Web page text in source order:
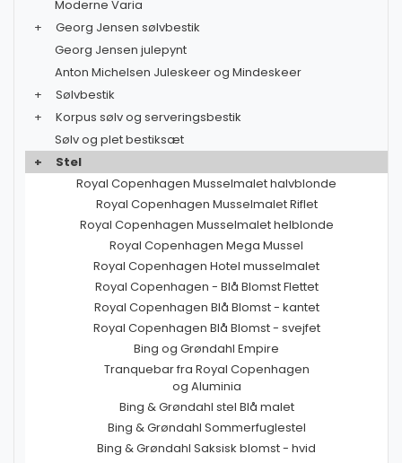
Moderne Varia
+
Georg Jensen sølvbestik
Georg Jensen julepynt
Anton Michelsen Juleskeer og Mindeskeer
+
Sølvbestik
+
Korpus sølv og serveringsbestik
Sølv og plet bestiksæt
+
Stel
Royal Copenhagen Musselmalet halvblonde
Royal Copenhagen Musselmalet Riflet
Royal Copenhagen Musselmalet helblonde
Royal Copenhagen Mega Mussel
Royal Copenhagen Hotel musselmalet
Royal Copenhagen - Blå Blomst Flettet
Royal Copenhagen Blå Blomst - kantet
Royal Copenhagen Blå Blomst - svejfet
Bing og Grøndahl Empire
Tranquebar fra Royal Copenhagen
og Aluminia
Bing & Grøndahl stel Blå malet
Bing & Grøndahl Sommerfuglestel
Bing & Grøndahl Saksisk blomst - hvid